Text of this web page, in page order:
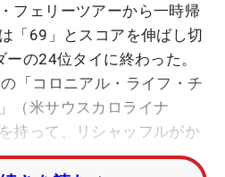
フェリーツアーから一時帰
「69」とスコアを伸ばし切
の24位タイに終わった。
「コロニアル・ライフ・チ
（米サウスカロライナ
持って、リシャッフルがか